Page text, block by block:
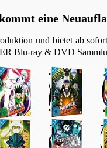
eine
und bietet ab
Blu-ray & DVD